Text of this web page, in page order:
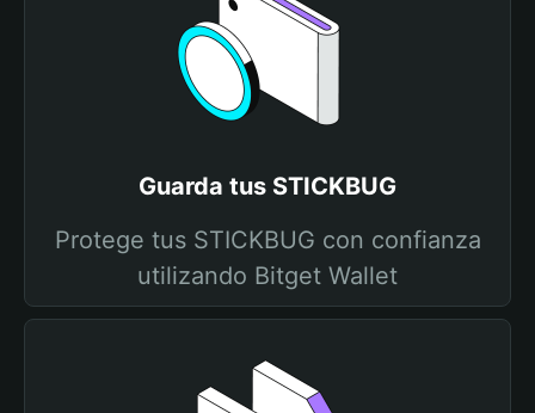
Guarda tus STICKBUG
Protege tus STICKBUG con confianza
utilizando Bitget Wallet